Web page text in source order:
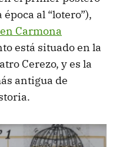
al “lotero”),
Carmona
está situado en la
Cerezo, y es la
antigua de